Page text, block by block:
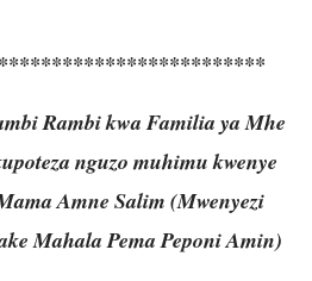
Rambi kwa Familia ya Mhe
nguzo muhimu kwenye
Amne Salim (Mwenyezi
Mahala Pema Peponi Amin)